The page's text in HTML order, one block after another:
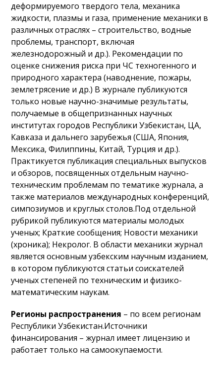
деформируемого твердого тела, механика
жидкости, плазмы и газа, применение механики в
различных отраслях – строительство, водные
проблемы, транспорт, включая
железнодорожный и др.). Рекомендации по
оценке снижения риска при ЧС техногенного и
природного характера (наводнение, пожары,
землетрясение и др.) В журнале публикуются
только новые научно-значимые результаты,
получаемые в общепризнанных научных
институтах городов Республики Узбекистан, ЦА,
Кавказа и дальнего зарубежья (США, Япония,
Мексика, Филиппины, Китай, Турция и др.).
Практикуется публикация специальных выпусков
и обзоров, посвященных отдельным научно-
техническим проблемам по тематике журнала, а
также материалов международных конференций,
симпозиумов и круглых столов.Под отдельной
рубрикой публикуются материалы молодых
ученых; Краткие сообщения; Новости механики
(хроника); Некролог. В области механики журнал
является основным узбекским научным изданием,
в котором публикуются статьи соискателей
ученых степеней по техническим и физико-
математическим наукам.
Регионы распространения – по всем регионам
Республики Узбекистан.Источники
финансирования – журнал имеет лицензию и
работает только на самоокупаемости.